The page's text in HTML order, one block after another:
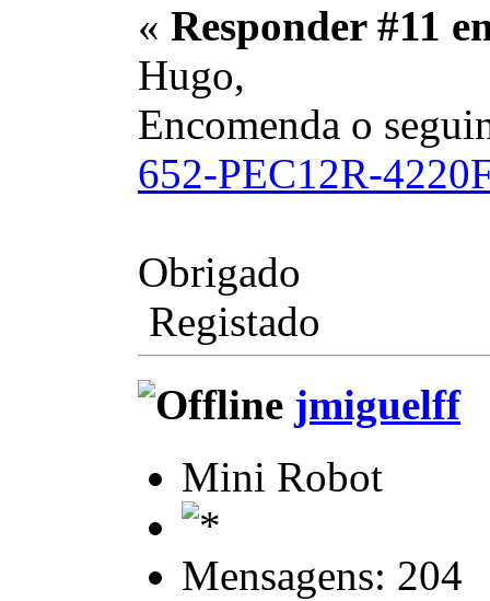
« Responder #11
Hugo,
Encomenda o
652-PEC12R-
Obrigado
Registado
jmiguelff
Mini Robot
Mensagens: 204